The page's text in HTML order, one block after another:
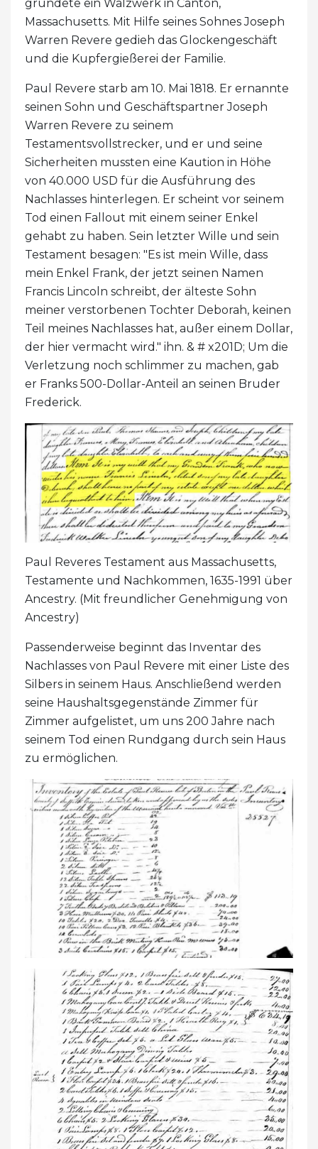
gründete ein Walzwerk in Canton,
Massachusetts. Mit Hilfe seines Sohnes Joseph
Warren Revere gedieh das Glockengeschäft
und die Kupfergießerei der Familie.
Paul Revere starb am 10. Mai 1818. Er ernannte
seinen Sohn und Geschäftspartner Joseph
Warren Revere zu seinem
Testamentsvollstrecker, und er und seine
Sicherheiten mussten eine Kaution in Höhe
von 40.000 USD für die Ausführung des
Nachlasses hinterlegen. Er scheint vor seinem
Tod einen Fallout mit einem seiner Enkel
gehabt zu haben. Sein letzter Wille und sein
Testament besagen: "Es ist mein Wille, dass
mein Enkel Frank, der jetzt seinen Namen
Francis Lincoln schreibt, der älteste Sohn
meiner verstorbenen Tochter Deborah, keinen
Teil meines Nachlasses hat, außer einem Dollar,
der hier vermacht wird." ihn. & # x201D; Um die
Verletzung noch schlimmer zu machen, gab
er Franks 500-Dollar-Anteil an seinen Bruder
Frederick.
Paul Reveres Testament aus Massachusetts,
Testamente und Nachkommen, 1635-1991 über
Ancestry. (Mit freundlicher Genehmigung von
Ancestry)
Passenderweise beginnt das Inventar des
Nachlasses von Paul Revere mit einer Liste des
Silbers in seinem Haus. Anschließend werden
seine Haushaltsgegenstände Zimmer für
Zimmer aufgelistet, um uns 200 Jahre nach
seinem Tod einen Rundgang durch sein Haus
zu ermöglichen.